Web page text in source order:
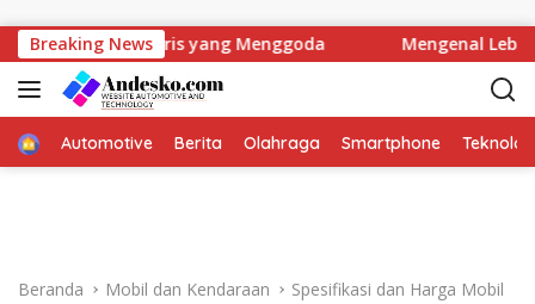
Breaking Newsyang Menggoda Mengenal Lebih Dekat
HomeAutomotive Berita Olahraga Smartphone
Beranda Mobil dan Kendaraan
Spesifikasi dan Harga Mobil